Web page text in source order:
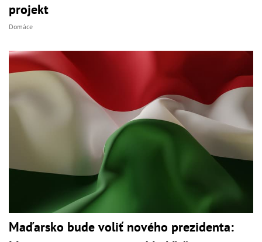
projekt
Domáce
Maďarsko bude voliť nového prezidenta: